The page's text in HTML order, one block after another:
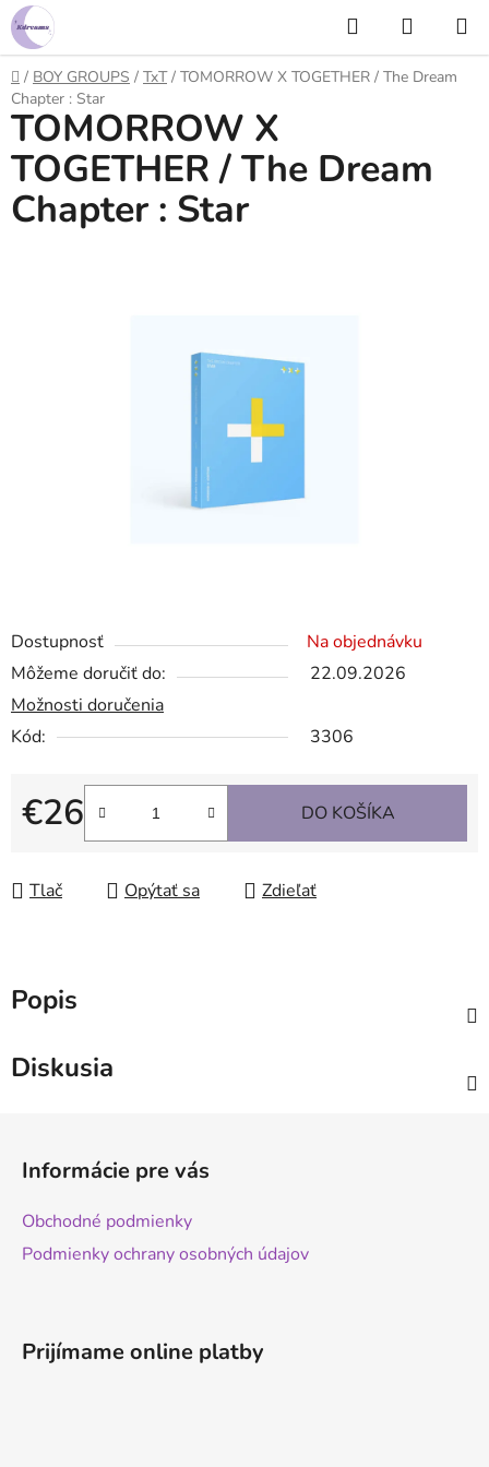
Prejsť
na
obsah
Hľadať
KOŠÍK
Domov
/ BOY GROUPS / TxT / TOMORROW X TOGETHER / The Dream
Chapter : Star
Dostupnosť
Na objednávku
Môžeme doručiť do:
22.09.2026
Možnosti doručenia
Kód:
3306
€26
Jednotková cena:
DO KOŠÍKA
Tlač Opýtať sa Zdieľať
TOMORROW X
TOGETHER / The Dream
Chapter : Star
Popis
Diskusia
Informácie pre vás
Obchodné podmienky
Podmienky ochrany osobných údajov
Prijímame online platby